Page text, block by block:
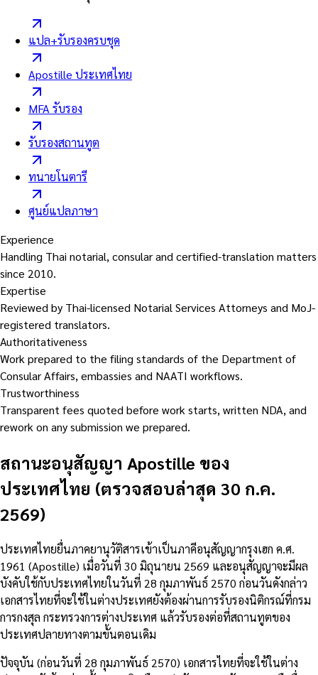
แปล+รับรองครบชุด
Apostille ประเทศไทย
MFA รับรอง
รับรองสถานทูต
ทนายโนตารี
ศูนย์แปลภาษา
Experience
Handling Thai notarial, consular and certified-translation matters
since 2010.
Expertise
Reviewed by Thai-licensed Notarial Services Attorneys and MoJ-
registered translators.
Authoritativeness
Work prepared to the filing standards of the Department of
Consular Affairs, embassies and NAATI workflows.
Trustworthiness
Transparent fees quoted before work starts, written NDA, and
rework on any submission we prepared.
สถานะอนุสัญญา Apostille ของ
ประเทศไทย (ตรวจสอบล่าสุด 30 ก.ค.
2569)
ประเทศไทยยื่นภาคยานุวัติสารเข้าเป็นภาคีอนุสัญญากรุงเฮก ค.ศ.
1961 (Apostille) เมื่อวันที่ 30 มิถุนายน 2569 และอนุสัญญาจะมีผล
บังคับใช้กับประเทศไทยในวันที่ 28 กุมภาพันธ์ 2570 ก่อนวันดังกล่าว
เอกสารไทยที่จะใช้ในต่างประเทศยังต้องผ่านการรับรองนิติกรณ์ที่กรม
การกงสุล กระทรวงการต่างประเทศ แล้วรับรองต่อที่สถานทูตของ
ประเทศปลายทางตามขั้นตอนเดิม
ปัจจุบัน (ก่อนวันที่ 28 กุมภาพันธ์ 2570) เอกสารไทยที่จะใช้ในต่าง